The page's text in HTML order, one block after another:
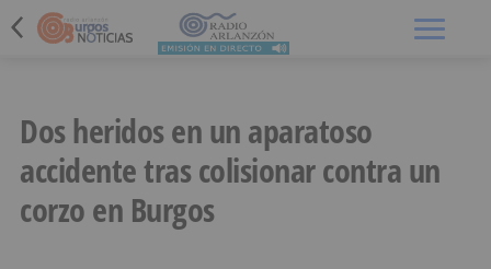
Dos heridos en un aparatoso
accidente tras colisionar contra un
corzo en Burgos